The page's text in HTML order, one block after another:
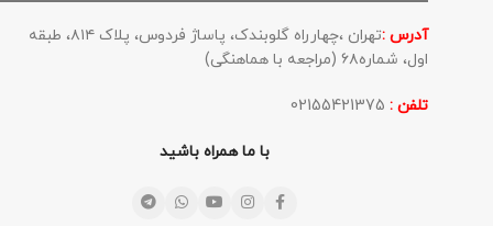
آدرس :
تهران ،چهارراه گلوبندک، پاساژ فردوس، پلاک ۸۱۴، طبقه
اول، شماره۶۸ (مراجعه با هماهنگی)
تلفن :
با ما همراه باشید